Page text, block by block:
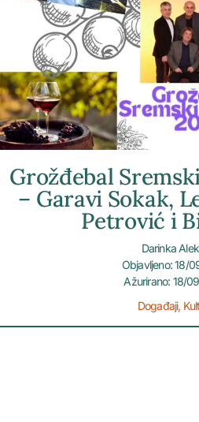
Grožđebal
– Garavi Sokak,
Petrović i
Darinka
Objavljeno: 18/
Ažurirano: 18/
Događaji,